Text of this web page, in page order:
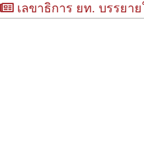
เลขาธิการ ยท. บรรยา